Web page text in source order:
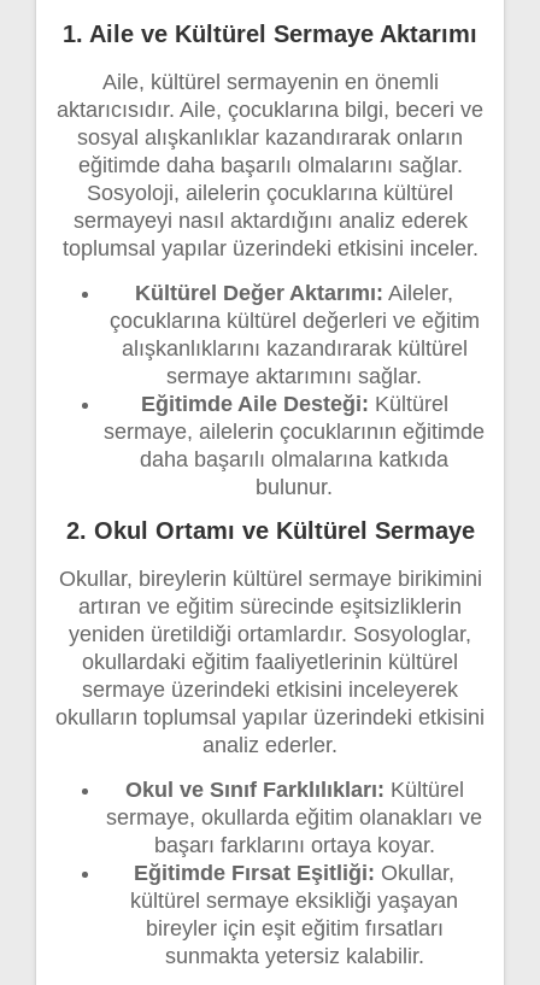
1. Aile ve Kültürel Sermaye Aktarımı
Aile, kültürel sermayenin en önemli
aktarıcısıdır. Aile, çocuklarına bilgi, beceri ve
sosyal alışkanlıklar kazandırarak onların
eğitimde daha başarılı olmalarını sağlar.
Sosyoloji, ailelerin çocuklarına kültürel
sermayeyi nasıl aktardığını analiz ederek
toplumsal yapılar üzerindeki etkisini inceler.
Kültürel Değer Aktarımı: Aileler,
çocuklarına kültürel değerleri ve eğitim
alışkanlıklarını kazandırarak kültürel
sermaye aktarımını sağlar.
Eğitimde Aile Desteği: Kültürel
sermaye, ailelerin çocuklarının eğitimde
daha başarılı olmalarına katkıda
bulunur.
2. Okul Ortamı ve Kültürel Sermaye
Okullar, bireylerin kültürel sermaye birikimini
artıran ve eğitim sürecinde eşitsizliklerin
yeniden üretildiği ortamlardır. Sosyologlar,
okullardaki eğitim faaliyetlerinin kültürel
sermaye üzerindeki etkisini inceleyerek
okulların toplumsal yapılar üzerindeki etkisini
analiz ederler.
Okul ve Sınıf Farklılıkları: Kültürel
sermaye, okullarda eğitim olanakları ve
başarı farklarını ortaya koyar.
Eğitimde Fırsat Eşitliği: Okullar,
kültürel sermaye eksikliği yaşayan
bireyler için eşit eğitim fırsatları
sunmakta yetersiz kalabilir.